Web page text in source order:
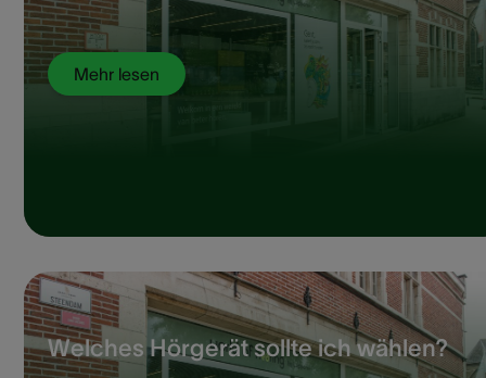
Mehr lesen
Welches Hörgerät sollte ich wählen?